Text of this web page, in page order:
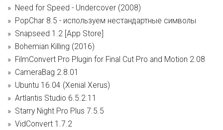
Need for Speed - Undercover (2008)
PopChar 8.5 - используем нестандартные символы
Snapseed 1.2 [App Store]
Bohemian Killing (2016)
FilmConvert Pro Plugin for Final Cut Pro and Motion 2.08
CameraBag 2.8.01
Ubuntu 16.04 (Xenial Xerus)
Artlantis Studio 6.5.2.11
Starry Night Pro Plus 7.5.5
VidConvert 1.7.2